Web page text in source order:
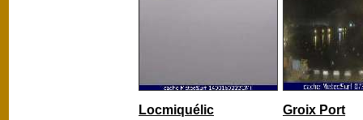
Locmiquélic Groix Port